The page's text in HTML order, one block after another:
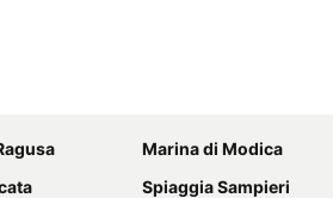
Marina di Modica
Spiaggia Sampieri